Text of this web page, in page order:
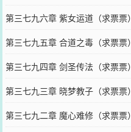
第三七九六章 紫女运道（求票票）
第三七九五章 合道之毒（求票票）
第三七九四章 剑圣传法（求票票）
第三七九三章 晓梦教子（求票票）
第三七九二章 魔心难修（求票票）